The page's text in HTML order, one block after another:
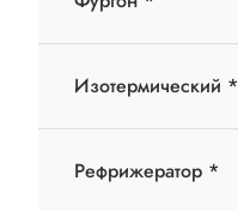
Изотермический *
Рефрижератор *